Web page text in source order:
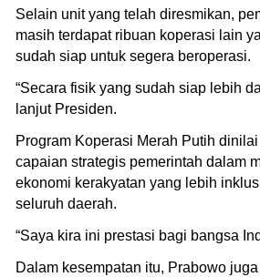
Selain unit yang telah diresmikan,
masih terdapat ribuan koperasi lain
sudah siap untuk segera beroperasi.
“Secara fisik yang sudah siap lebih
lanjut Presiden.
Program Koperasi Merah Putih
capaian strategis pemerintah dalam
ekonomi kerakyatan yang lebih
seluruh daerah.
“Saya kira ini prestasi bagi bangsa
Dalam kesempatan itu, Prabowo